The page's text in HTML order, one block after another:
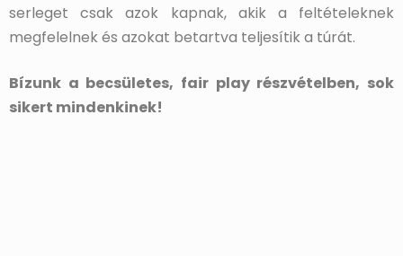
serleget csak azok kapnak, akik a feltételeknek
megfelelnek és azokat betartva teljesítik a túrát.
Bízunk a becsületes, fair play részvételben, sok
sikert mindenkinek!